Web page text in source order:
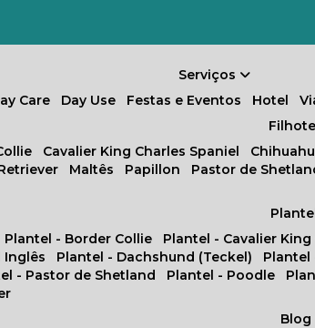
Plantel - Border Collie Plantel - Cavalier
Inglês
Plantel - Dachshund (Teckel)
- Pastor de Shetland Plantel - Poodle
Blog
Serviços
Day Care
Day Use Festas e Eventos Hotel
Cavalier King Charles Spaniel
Maltês Papillon Pastor de